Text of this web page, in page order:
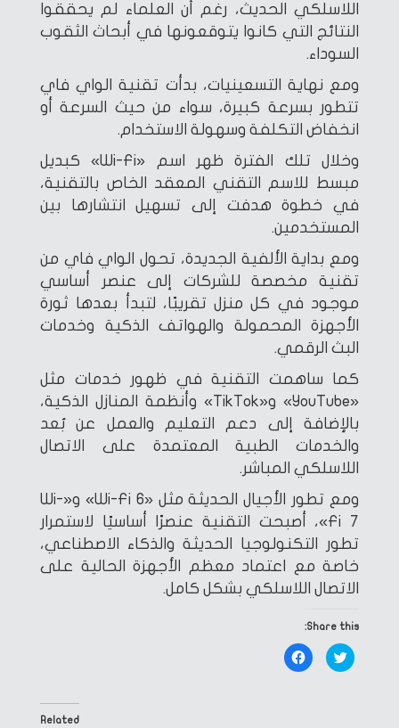
اللاسلكي الحديث، رغم أن العلماء لم يحققوا
النتائج التي كانوا يتوقعونها في أبحاث الثقوب
السوداء.
ومع نهاية التسعينيات، بدأت تقنية الواي فاي
تتطور بسرعة كبيرة، سواء من حيث السرعة أو
انخفاض التكلفة وسهولة الاستخدام.
وخلال تلك الفترة ظهر اسم «Wi-Fi» كبديل
مبسط للاسم التقني المعقد الخاص بالتقنية،
في خطوة هدفت إلى تسهيل انتشارها بين
المستخدمين.
ومع بداية الألفية الجديدة، تحول الواي فاي من
تقنية مخصصة للشركات إلى عنصر أساسي
موجود في كل منزل تقريبًا، لتبدأ بعدها ثورة
الأجهزة المحمولة والهواتف الذكية وخدمات
البث الرقمي.
كما ساهمت التقنية في ظهور خدمات مثل
«YouTube» و«TikTok» وأنظمة المنازل الذكية،
بالإضافة إلى دعم التعليم والعمل عن بُعد
والخدمات الطبية المعتمدة على الاتصال
اللاسلكي المباشر.
ومع تطور الأجيال الحديثة مثل «Wi-Fi 6» و«Wi-
Fi 7»، أصبحت التقنية عنصرًا أساسيًا لاستمرار
تطور التكنولوجيا الحديثة والذكاء الاصطناعي،
خاصة مع اعتماد معظم الأجهزة الحالية على
الاتصال اللاسلكي بشكل كامل.
Share this:
Click
to
share
Click
to
Related